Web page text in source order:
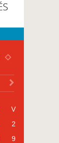
V
2
9